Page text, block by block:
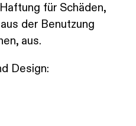
für Schäden,
der Benutzung
aus.
Design: